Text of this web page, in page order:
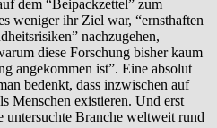
dem “Beipackzettel” zum
weniger ihr Ziel war, “ernsthaften
nachzugehen,
diese Forschung bisher kaum
angekommen ist”. Eine absolut
bedenkt, dass inzwischen auf
Menschen existieren. Und erst
untersuchte Branche weltweit rund